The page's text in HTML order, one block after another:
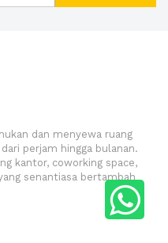
dan menyewa ruang
perjam hingga bulanan.
kantor, coworking space,
senantiasa bertambah